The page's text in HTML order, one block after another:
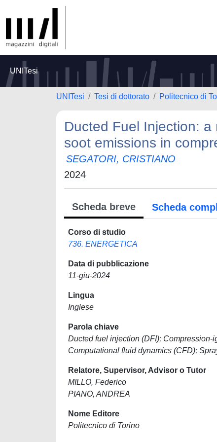
UNITesi
UNITesi Tesi di dottorato Politecnico di
Ducted Fuel Injection:
soot emissions in
SEGATORI, CRISTIANO
2024
Scheda breve Scheda
Corso di studio
736. ENERGETICA
Data di pubblicazione
11-giu-2024
Lingua
Inglese
Parola chiave
Ducted fuel injection (DFI);
Computational fluid dynamics (CFD);
Relatore, Supervisor, Advisor o Tutor
MILLO, Federico
PIANO, ANDREA
Nome Editore
Politecnico di Torino